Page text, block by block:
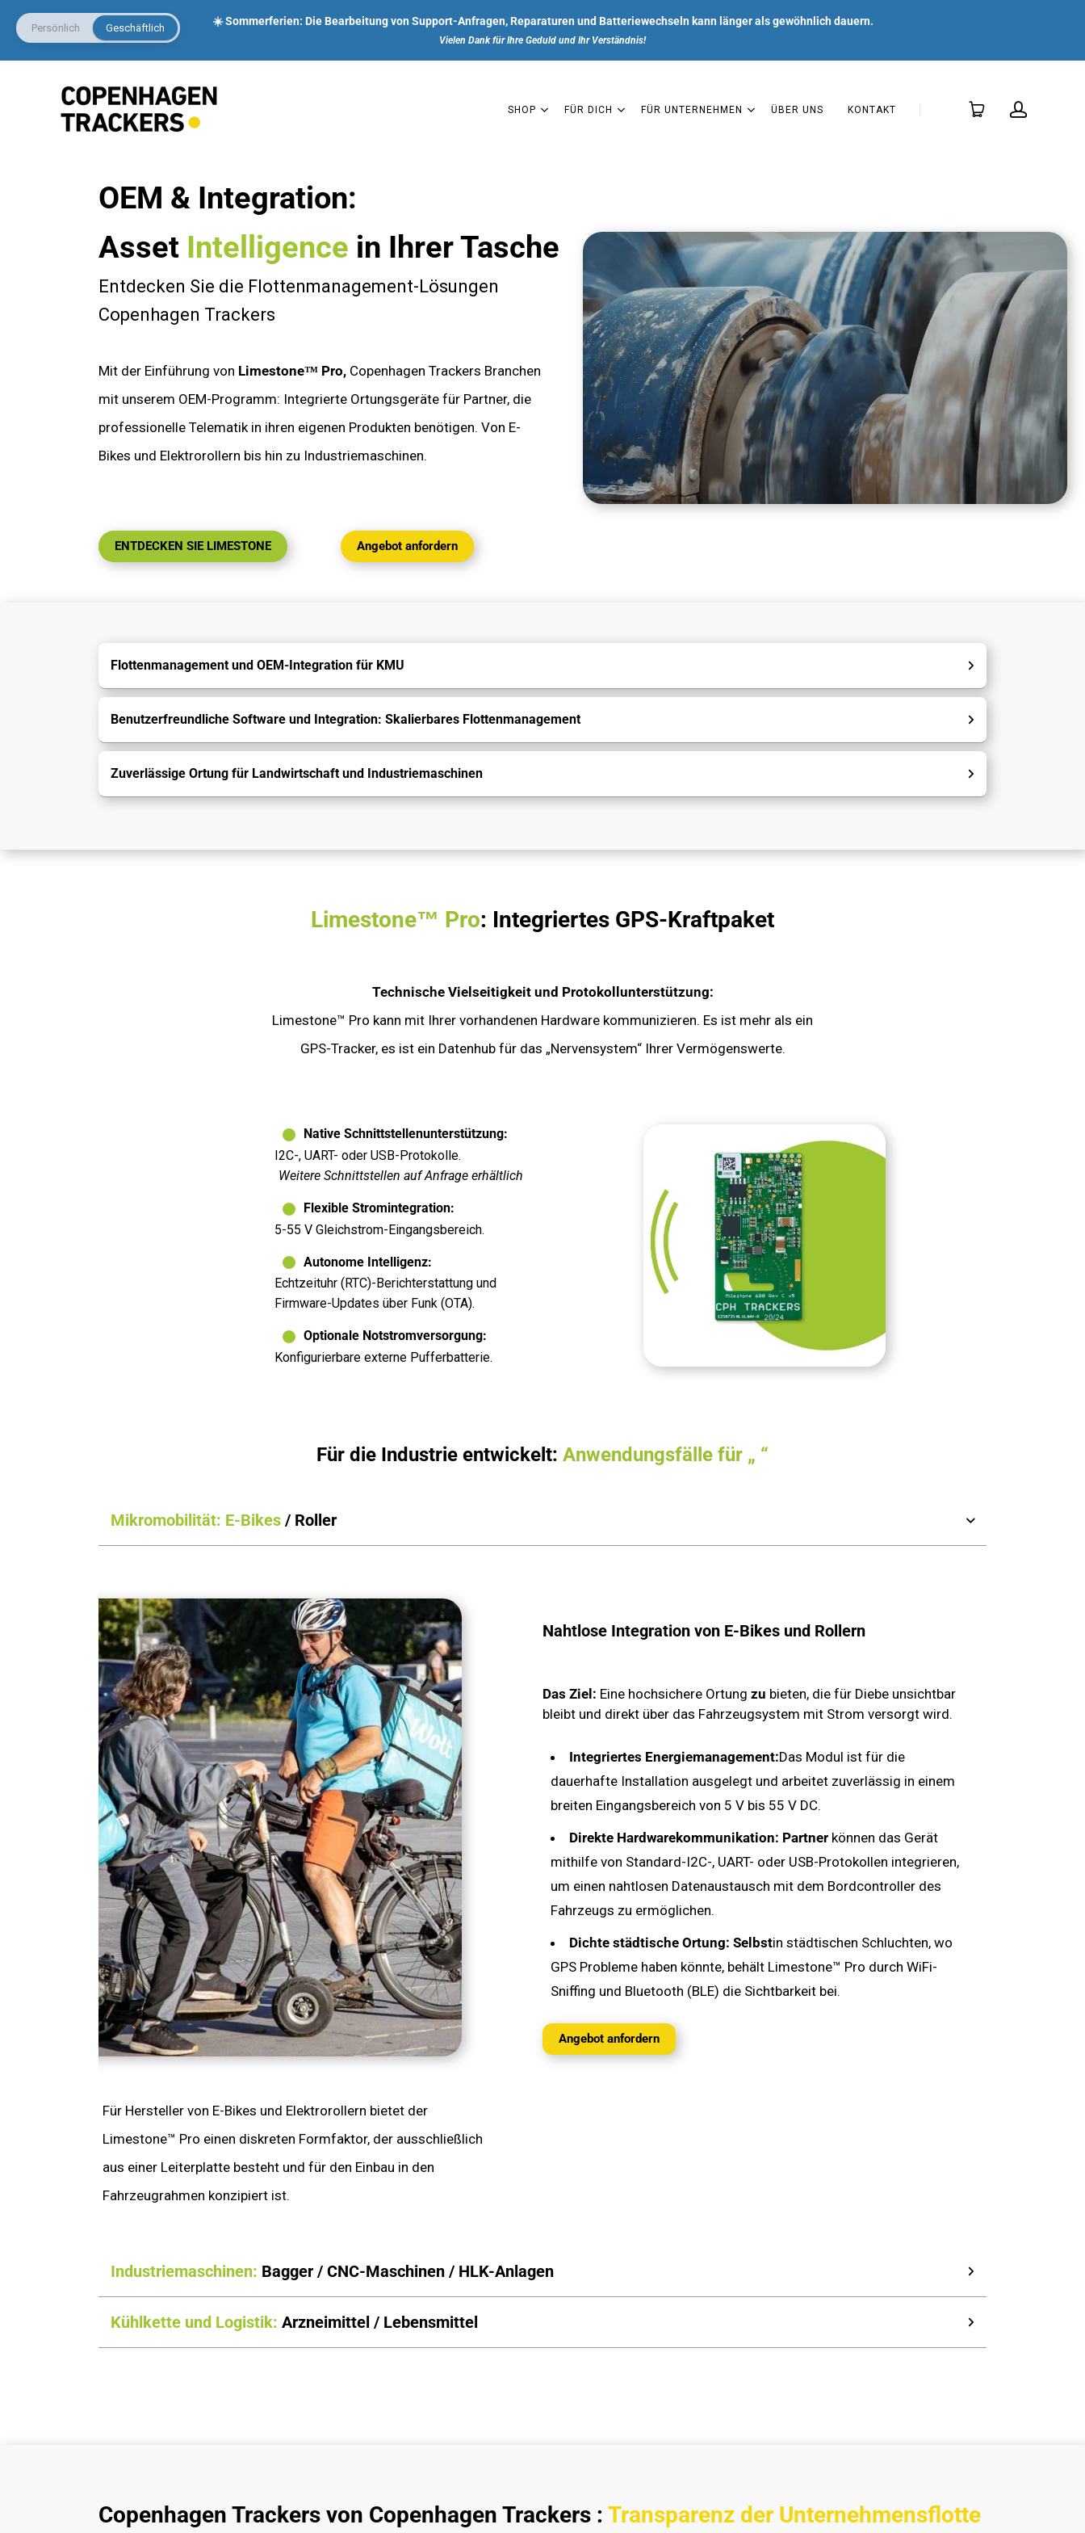
☀️ Sommerferien: Die Bearbeitung von Support-Anfragen, Reparaturen und Batteriewechseln kann länger als gewöhnlich dauern.
Vielen Dank für Ihre Geduld und Ihr Verständnis!
SHOP FÜR DICH FÜR UNTERNEHMEN ÜBER UNS KONTAKT
SHOP
FÜR DICH
FÜR UNTERNEHMEN
ÜBER UNS
KONTAKT
OEM & Integration:
Asset Intelligence in Ihrer Tasche
Entdecken Sie die Flottenmanagement-Lösungen
Copenhagen Trackers
Mit der Einführung von Limestone™ Pro, Copenhagen Trackers Branchen
mit unserem OEM-Programm: Integrierte Ortungsgeräte für Partner, die
professionelle Telematik in ihren eigenen Produkten benötigen. Von E-
Bikes und Elektrorollern bis hin zu Industriemaschinen.
ENTDECKEN SIE LIMESTONE Angebot anfordern
Flottenmanagement und OEM-Integration für KMU
Benutzerfreundliche Software und Integration: Skalierbares Flottenmanagement
Zuverlässige Ortung für Landwirtschaft und Industriemaschinen
Limestone™ Pro: Integriertes GPS-Kraftpaket
Technische Vielseitigkeit und Protokollunterstützung:
Limestone™ Pro kann mit Ihrer vorhandenen Hardware kommunizieren. Es ist mehr als ein
GPS-Tracker, es ist ein Datenhub für das „Nervensystem“ Ihrer Vermögenswerte.
Native Schnittstellenunterstützung:
I2C-, UART- oder USB-Protokolle.
Weitere Schnittstellen auf Anfrage erhältlich
Flexible Stromintegration:
5-55 V Gleichstrom-Eingangsbereich.
Autonome Intelligenz:
Echtzeituhr (RTC)-Berichterstattung und
Firmware-Updates über Funk (OTA).
Optionale Notstromversorgung:
Konfigurierbare externe Pufferbatterie.
Für die Industrie entwickelt: Anwendungsfälle für „ “
Mikromobilität: E-Bikes / Roller
Für Hersteller von E-Bikes und Elektrorollern bietet der
Limestone™ Pro einen diskreten Formfaktor, der ausschließlich
aus einer Leiterplatte besteht und für den Einbau in den
Fahrzeugrahmen konzipiert ist.
Nahtlose Integration von E-Bikes und Rollern
Das Ziel: Eine hochsichere Ortung zu bieten, die für Diebe unsichtbar
bleibt und direkt über das Fahrzeugsystem mit Strom versorgt wird.
Integriertes Energiemanagement:Das Modul ist für die
dauerhafte Installation ausgelegt und arbeitet zuverlässig in einem
breiten Eingangsbereich von 5 V bis 55 V DC.
Direkte Hardwarekommunikation: Partner können das Gerät
mithilfe von Standard-I2C-, UART- oder USB-Protokollen integrieren,
um einen nahtlosen Datenaustausch mit dem Bordcontroller des
Fahrzeugs zu ermöglichen.
Dichte städtische Ortung: Selbstin städtischen Schluchten, wo
GPS Probleme haben könnte, behält Limestone™ Pro durch WiFi-
Sniffing und Bluetooth (BLE) die Sichtbarkeit bei.
Angebot anfordern
Industriemaschinen: Bagger / CNC-Maschinen / HLK-Anlagen
Kühlkette und Logistik: Arzneimittel / Lebensmittel
Copenhagen Trackers von Copenhagen Trackers : Transparenz der Unternehmensflotte
Persönlich Geschäftlich